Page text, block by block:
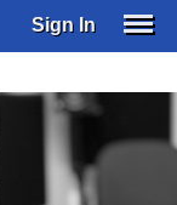
Sign In